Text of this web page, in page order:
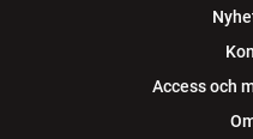
Access och